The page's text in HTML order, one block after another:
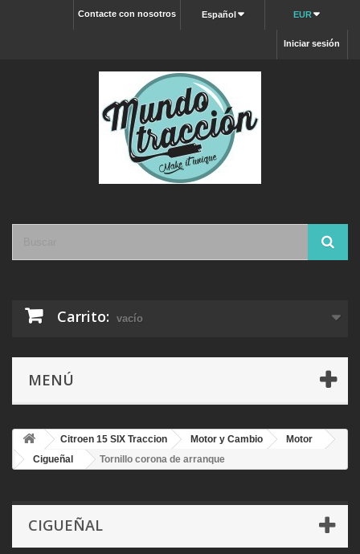
EUR
Español
Contacte con nosotros
Iniciar sesión
Carrito: vacío
MENÚ
Citroen 15 SIX Traccion Motor y Cambio
Motor
Cigueñal
Tornillo corona de arranque
CIGUEÑAL